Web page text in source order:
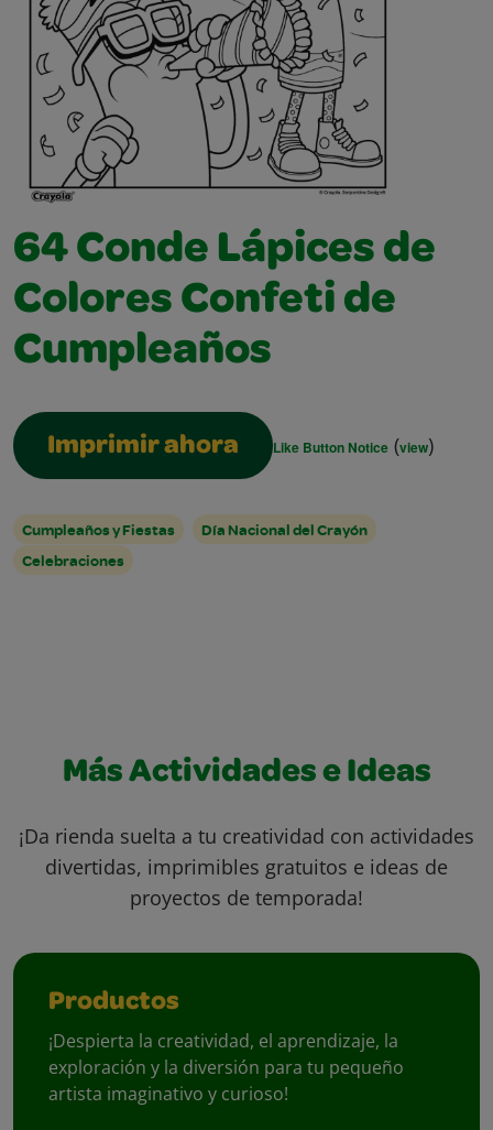
64 Conde Lápices de
Colores Confeti de
Cumpleaños
Imprimir ahora Like Button Notice (view)
Cumpleaños y Fiestas
Día Nacional del Crayón
Celebraciones
Más Actividades e Ideas
¡Da rienda suelta a tu creatividad con actividades
divertidas, imprimibles gratuitos e ideas de
proyectos de temporada!
Productos
¡Despierta la creatividad, el aprendizaje, la
exploración y la diversión para tu pequeño
artista imaginativo y curioso!